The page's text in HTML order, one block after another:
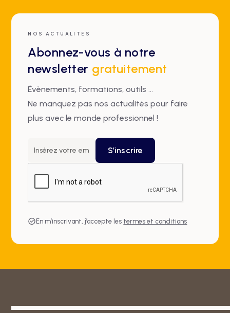
NOS ACTUALITÉS
Abonnez-vous à notre
newsletter gratuitement
Évènements, formations, outils ...
Ne manquez pas nos actualités pour faire
plus avec le monde professionnel !
En m’inscrivant, j’accepte les termes et conditions